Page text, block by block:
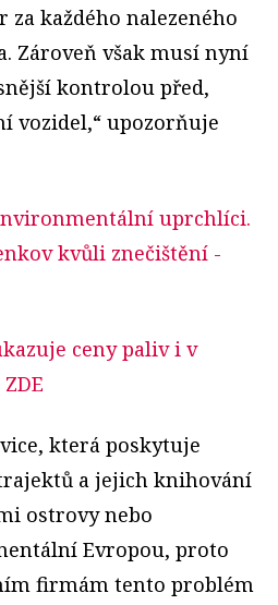
za každého nalezeného
Zároveň však musí nyní
kontrolou před,
vozidel,“ upozorňuje
uprchlíci.
kvůli znečištění -
ceny paliv i v
která poskytuje
a jejich knihování
ostrovy nebo
Evropou, proto
firmám tento problém